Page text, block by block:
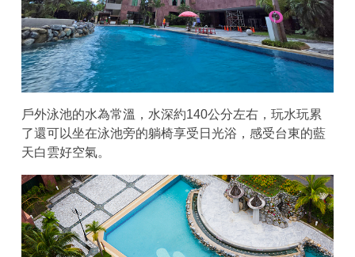
戶外泳池的水為常溫，水深約140公分左右，玩水玩累
了還可以坐在泳池旁的躺椅享受日光浴，感受台東的藍
天白雲好空氣。